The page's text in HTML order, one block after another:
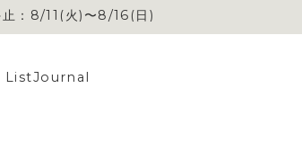
止：8/11(火)〜8/16(日)
ListJournal